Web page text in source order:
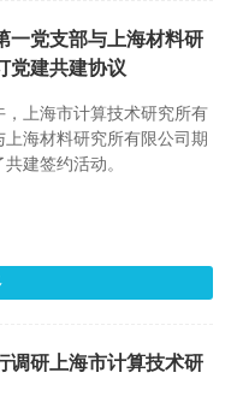
一党支部与上海材料研
党建共建协议
上海市计算技术研究所有
上海材料研究所有限公司期
建签约活动。
调研上海市计算技术研